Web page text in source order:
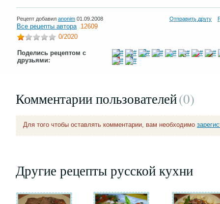
Рецепт добавил anonim 01.09.2008 Отправить другу
Все рецепты автора 12609
0/2020
Поделись рецептом с
друзьями:
Комментарии пользователей(0)
Для того чтобы оставлять комментарии, вам необходимо
Другие рецепты русской кухни